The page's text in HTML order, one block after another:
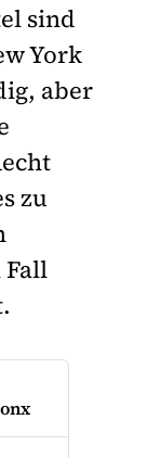
sind
York
aber
zu
Fall